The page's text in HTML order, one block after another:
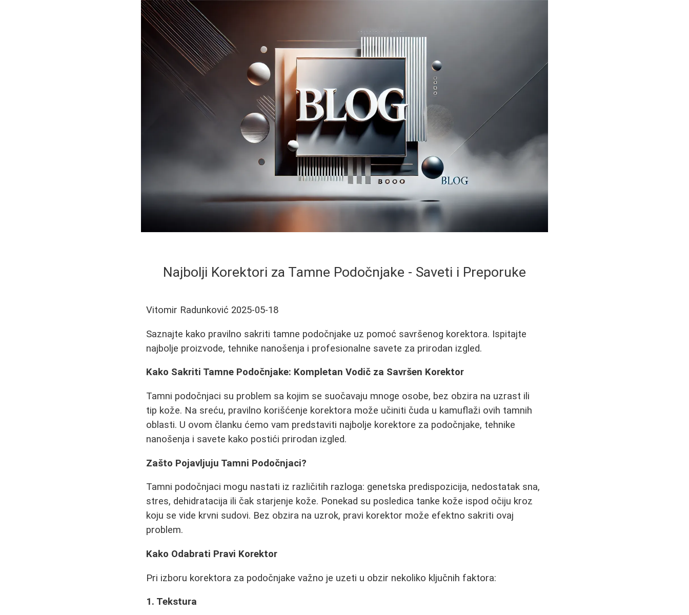
Najbolji Korektori za Tamne Podočnjake - Saveti i Preporuke
Vitomir Radunković 2025-05-18
Saznajte kako pravilno sakriti tamne podočnjake uz pomoć savršenog korektora. Ispitajte
najbolje proizvode, tehnike nanošenja i profesionalne savete za prirodan izgled.
Kako Sakriti Tamne Podočnjake: Kompletan Vodič za Savršen Korektor
Tamni podočnjaci su problem sa kojim se suočavaju mnoge osobe, bez obzira na uzrast ili
tip kože. Na sreću, pravilno korišćenje korektora može učiniti čuda u kamuflaži ovih tamnih
oblasti. U ovom članku ćemo vam predstaviti najbolje korektore za podočnjake, tehnike
nanošenja i savete kako postići prirodan izgled.
Zašto Pojavljuju Tamni Podočnjaci?
Tamni podočnjaci mogu nastati iz različitih razloga: genetska predispozicija, nedostatak sna,
stres, dehidratacija ili čak starjenje kože. Ponekad su posledica tanke kože ispod očiju kroz
koju se vide krvni sudovi. Bez obzira na uzrok, pravi korektor može efektno sakriti ovaj
problem.
Kako Odabrati Pravi Korektor
Pri izboru korektora za podočnjake važno je uzeti u obzir nekoliko ključnih faktora:
1. Tekstura